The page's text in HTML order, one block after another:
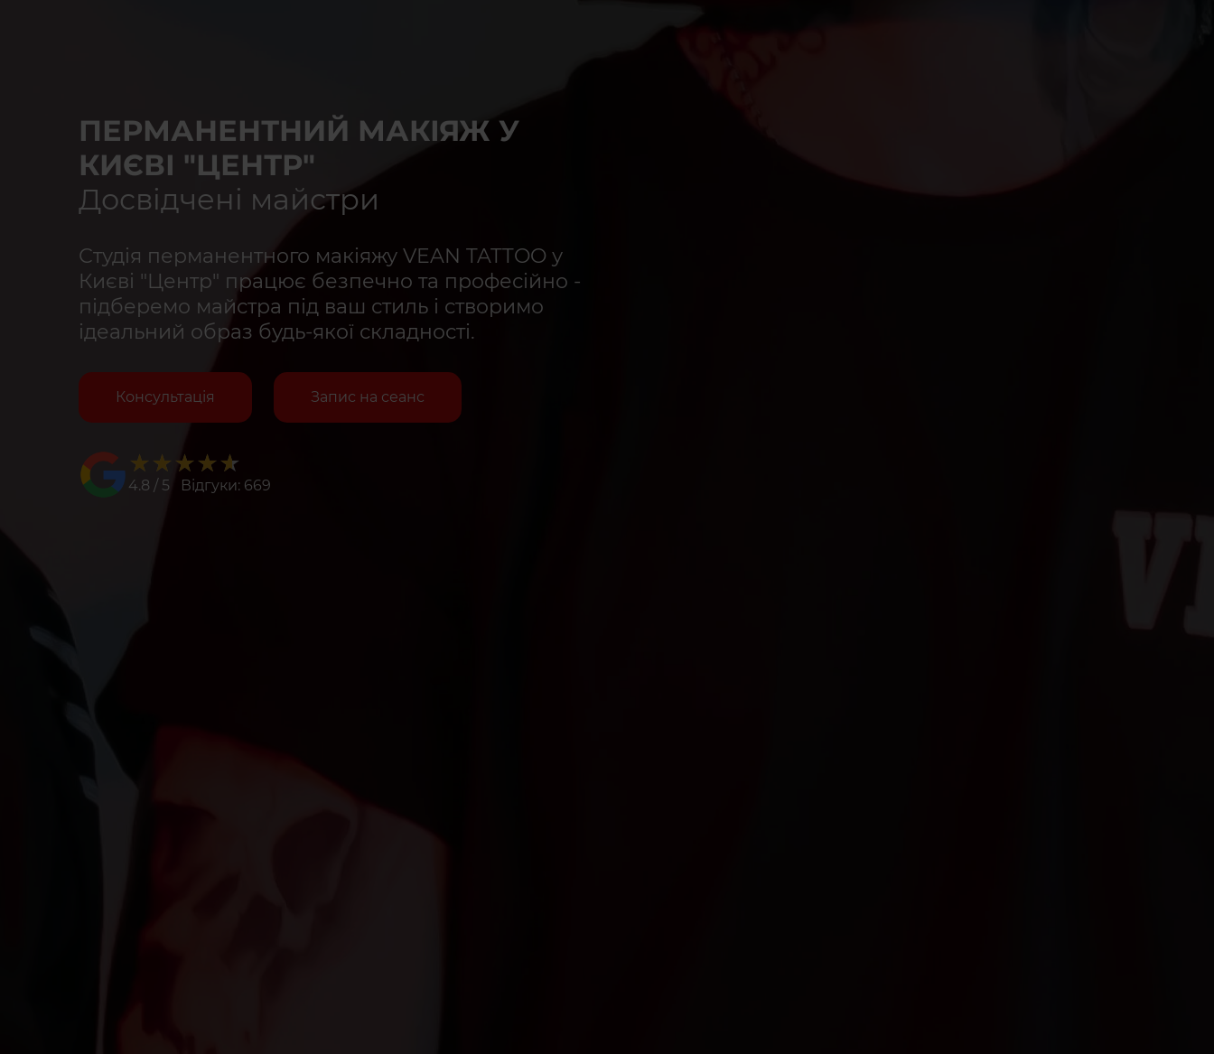
ПЕРМАНЕНТНИЙ МАКІЯЖ У
КИЄВІ "ЦЕНТР"
Досвідчені майстри
Студія перманентного макіяжу VEAN TATTOO у
Києві "Центр" працює безпечно та професійно -
підберемо майстра під ваш стиль і створимо
ідеальний образ будь-якої складності.
Консультація Запис на сеанс
★★★★★
★★★★★
4.8 / 5 Відгуки: 669